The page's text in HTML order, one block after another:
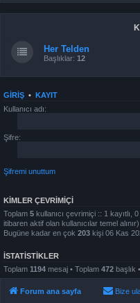
Her Telden
Başlıklar: 12
GIRIŞ • KAYIT
Kullanıcı adı:
Şifre:
Şifremi unuttum
KIMLER ÇEVRIMIÇI
Toplam 5 kullanıcı çevrimiçi :: 1
itibaren aktif olan kullanıcılar temel alınır)
Bugüne kadar en çok 203 kişi 06 Kas
İSTATISTIKLER
Toplam 1194 mesaj • Toplam 472 başlık
Forum ana sayfa Bize